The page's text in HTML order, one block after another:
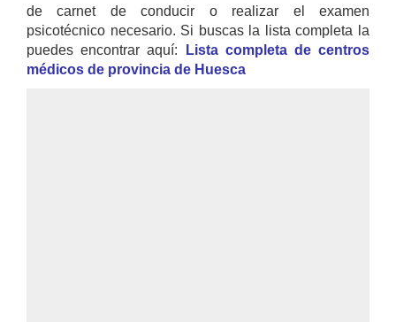
de carnet de conducir o realizar el examen
psicotécnico necesario. Si buscas la lista completa la
puedes encontrar aquí:
Lista completa de centros
médicos de provincia de Huesca